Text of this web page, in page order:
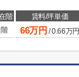
階 賃料/坪単価
66万円 /0.66万円